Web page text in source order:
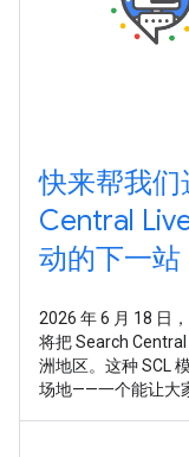
快来帮我们
Central
动的下一站
2026 年 6 月 18 日
将把 Search
洲地区。这种 SCL
场地——一个能让大